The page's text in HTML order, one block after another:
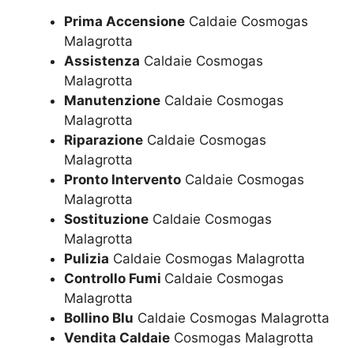
Prima Accensione Caldaie Cosmogas
Malagrotta
Assistenza Caldaie Cosmogas
Malagrotta
Manutenzione Caldaie Cosmogas
Malagrotta
Riparazione Caldaie Cosmogas
Malagrotta
Pronto Intervento Caldaie Cosmogas
Malagrotta
Sostituzione Caldaie Cosmogas
Malagrotta
Pulizia Caldaie Cosmogas Malagrotta
Controllo Fumi Caldaie Cosmogas
Malagrotta
Bollino Blu Caldaie Cosmogas Malagrotta
Vendita Caldaie Cosmogas Malagrotta